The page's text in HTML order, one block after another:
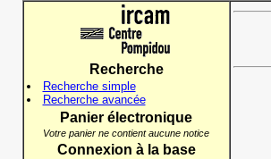
Recherche
Recherche simple
Recherche avancée
Panier électronique
Votre panier ne contient aucune notice
Connexion à la base